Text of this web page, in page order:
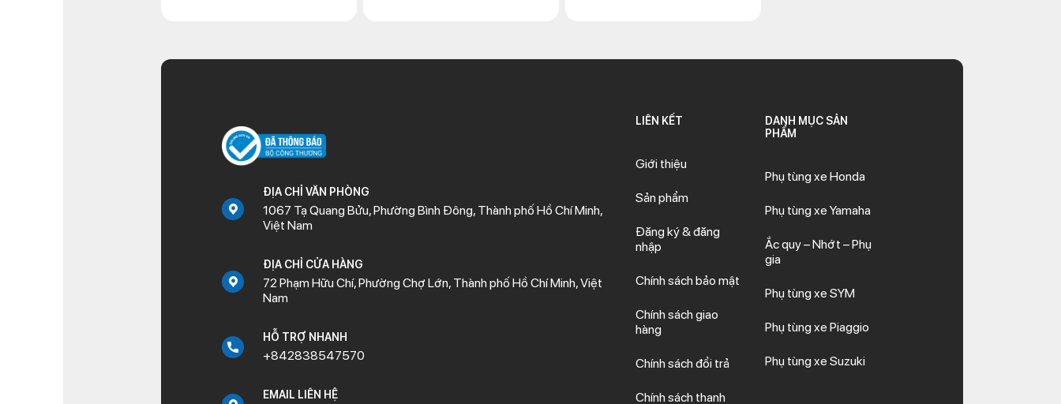
ĐỊA CHỈ VĂN PHÒNG
1067 Tạ Quang Bửu, Phường Bình Đông, Thành phố Hồ Chí Minh,
Việt Nam
ĐỊA CHỈ CỬA HÀNG
72 Phạm Hữu Chí, Phường Chợ Lớn, Thành phố Hồ Chí Minh, Việt
Nam
HỖ TRỢ NHANH
+842838547570
EMAIL LIÊN HỆ
LIÊN KẾT
Giới thiệu
Sản phẩm
Đăng ký & đăng
nhập
Chính sách bảo mật
Chính sách giao
hàng
Chính sách đổi trả
Chính sách thanh
DANH MỤC SẢN
PHẨM
Phụ tùng xe Honda
Phụ tùng xe Yamaha
Ắc quy – Nhớt – Phụ
gia
Phụ tùng xe SYM
Phụ tùng xe Piaggio
Phụ tùng xe Suzuki